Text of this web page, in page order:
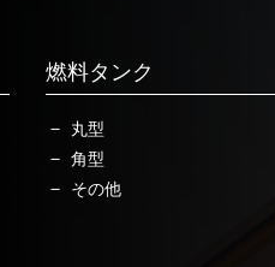
燃料タンク
丸型
角型
その他